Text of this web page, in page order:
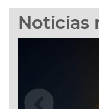
Noticias